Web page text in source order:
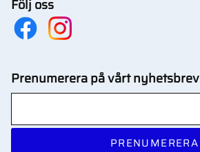
Följ oss
Prenumerera på vårt nyhetsbrev
PRENUMERERA